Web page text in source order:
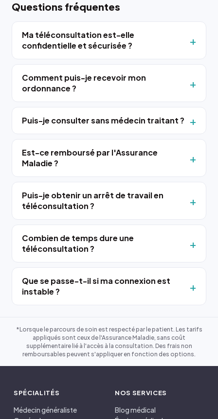
Questions fréquentes
Ma téléconsultation est-elle
confidentielle et sécurisée ?
Comment puis-je recevoir mon
ordonnance ?
Puis-je consulter sans médecin traitant ?
Est-ce remboursé par l'Assurance
Maladie ?
Puis-je obtenir un arrêt de travail en
téléconsultation ?
Combien de temps dure une
téléconsultation ?
Que se passe-t-il si ma connexion est
instable ?
*Lorsque le parcours de soin est respecté par le patient. Les tarifs
appliqués sont ceux de l'Assurance Maladie, sans coût
supplémentaire lié à l'accès à la consultation. Des frais non
remboursables peuvent s'appliquer en fonction des options.
SPÉCIALITÉS
Médecin généraliste
NOS SERVICES
Blog médical